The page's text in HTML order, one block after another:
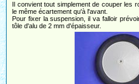
Il convient tout simplement de couper les
le même écartement qu'à l'avant.
Pour fixer la suspension, il va falloir
tôle d'alu de 2 mm d'épaisseur.